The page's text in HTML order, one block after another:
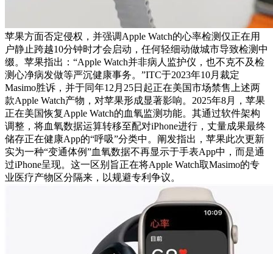
苹果方面否定侵权，并强调Apple Watch的心率检测仅正在用
户静止跨越10分钟时才会启动，任何轻细动做城市导致检测中
缀。苹果指出：“Apple Watch并非病人监护仪，也不克不及检
测心净病发做等严沉健康事务。”ITC于2023年10月裁定
Masimo胜诉，并于同年12月25日起正在美国市场禁售上述两
款Apple Watch产物，对苹果形成显著影响。2025年8月，苹果
正在美国恢复Apple Watch的血氧监测功能。其通过软件架构
调整，将血氧数据运算转移至配对iPhone进行，丈量成果最终
储存正在健康App的“呼吸”分类中。阐发指出，苹果此次更新
实为一种“变通体例”血氧数据不再显示于手表App中，而是通
过iPhone呈现。这一区别旨正在将Apple Watch取Masimo的专
业医疗产物区分隔来，以规避专利争议。